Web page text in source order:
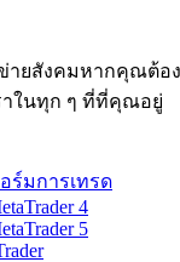
ายสังคมหากคุณต้อ
าในทุก ๆ ที่ที่คุณอยู่
ร์มการเทรด
4
5